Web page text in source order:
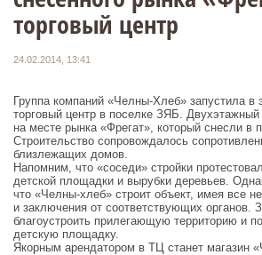
торговый центр
24.02.2014, 13:41
Группа компаний «Челны-Хлеб» запустила в
торговый центр в поселке ЗЯБ.
на месте рынка «Фрегат», который снесли в
Строительство сопровождалось
близлежащих домов.
Напомним, что «соседи» стройки
детской площадки и вырубки деревьев.
что «Челны-хлеб» строит объект, имея все
и заключения от соответствующих органов.
благоустроить прилегающую территорию и
детскую площадку.
Якорным арендатором в ТЦ станет магазин